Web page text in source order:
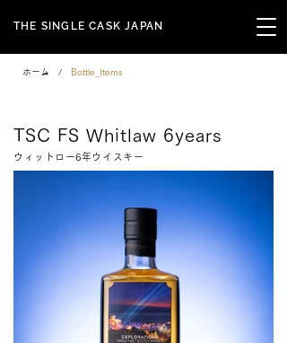
THE SINGLE CASK JAPAN
ホーム / Bottle_Items
TSC FS Whitlaw 6years
ウィットロー6年ウイスキー